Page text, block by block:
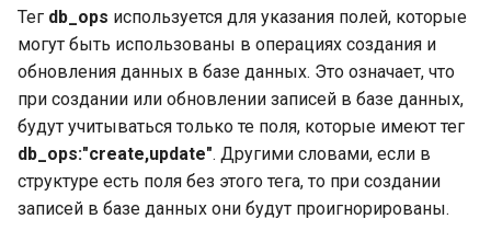
Ключевые слова и
идентификаторы в Go
Базовые типы и
литералы значений
Основные литералы
Примитивы или базовые
типы
Динамические типы int,
Динамический тип uint
Хэш-карты на других
языках
Реализация хэш-карты
Строки в Go
DecodeRune
Пакет Golang UTF8
DecodeLastRune
Пакет Golang UTF8
EncodeRune
Блокирование горутины,
операции «попытка-
отправка/получить»
Проверка закрытия
без блокировки текущей
горутины, ограничения
Чтение файлов
Пакет runtime
Garbage collector.
мусора
Отношения Abstract
с другими паттернами
Паттерн Strategy
Структура работы
Применимость и шаги
сравнение
Обозначение Big-O:
улучшение и смена
алгоритма
Влияние скорости
выполнения на
Тег db_ops используется для указания полей, которые
могут быть использованы в операциях создания и
обновления данных в базе данных. Это означает, что
при создании или обновлении записей в базе данных,
будут учитываться только те поля, которые имеют тег
db_ops:"create,update". Другими словами, если в
структуре есть поля без этого тега, то при создании
записей в базе данных они будут проигнорированы.